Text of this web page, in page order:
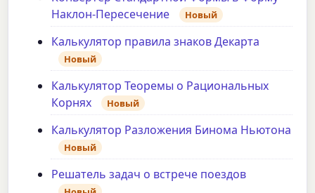
Наклон-Пересечение
Новый
Калькулятор правила знаков Декарта
Новый
Калькулятор Теоремы о Рациональных
Корнях
Новый
Калькулятор Разложения Бинома Ньютона
Новый
Решатель задач о встрече поездов